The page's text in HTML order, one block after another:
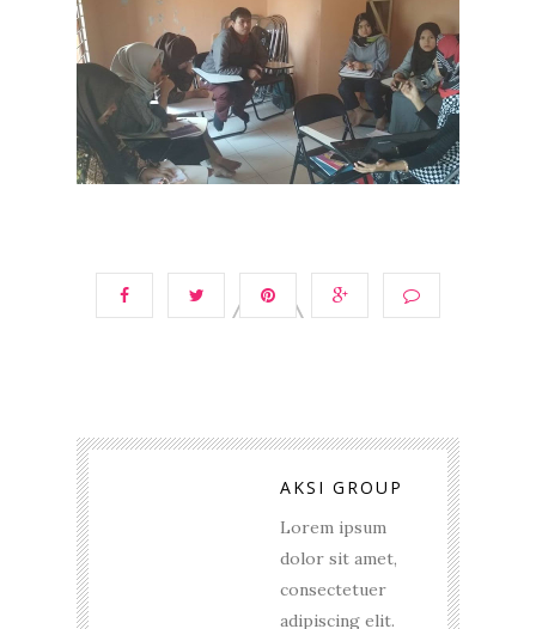
AKSI GROUP
Lorem ipsum
dolor sit amet,
consectetuer
adipiscing elit.